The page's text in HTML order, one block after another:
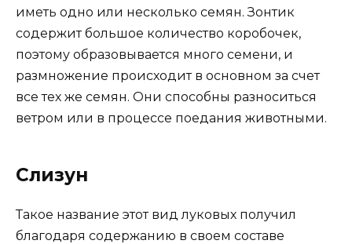
иметь одно или несколько семян. Зонтик
содержит большое количество коробочек,
поэтому образовывается много семени, и
размножение происходит в основном за счет
все тех же семян. Они способны разноситься
ветром или в процессе поедания животными.
Слизун
Такое название этот вид луковых получил
благодаря содержанию в своем составе